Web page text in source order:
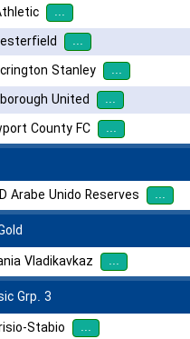
...
...
Stanley ...
United ...
County FC ...
Arabe Unido Reserves ...
Vladikavkaz ...
Grp. 3
Stabio ...